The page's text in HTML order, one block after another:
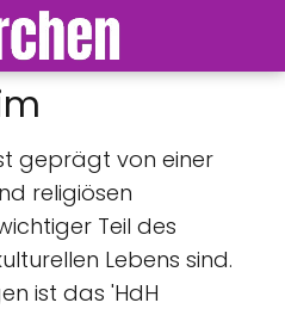
geprägt von einer
religiösen
Teil des
Lebens sind.
ist das 'HdH